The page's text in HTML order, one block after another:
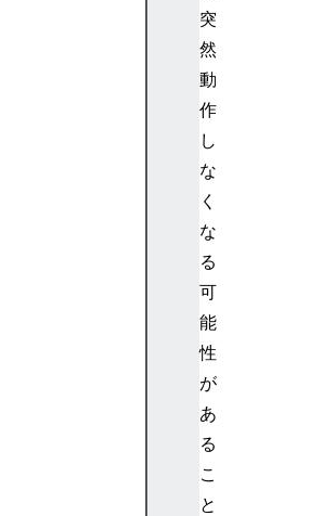
突
然
動
作
し
な
く
な
る
可
能
性
が
あ
る
こ
と